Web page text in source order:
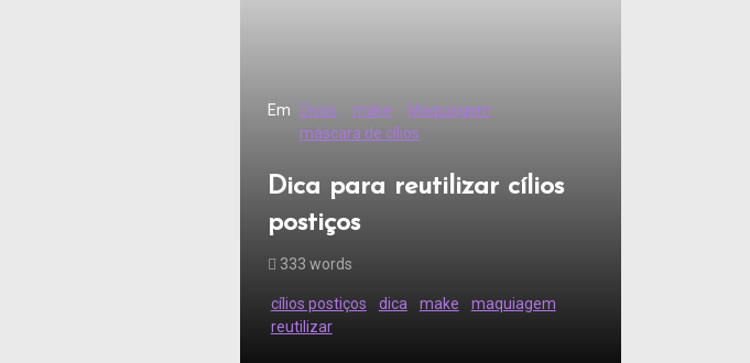
Em Dicas make
Maquiagem
máscara de cílios
Dica para reutilizar cílios
postiços
333 words
cílios postiços dica make
maquiagem
reutilizar